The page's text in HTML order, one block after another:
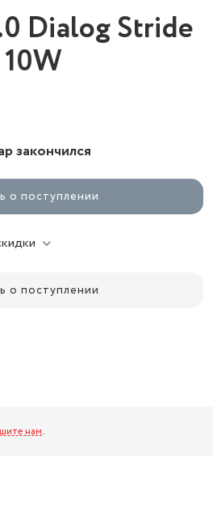
Dialog Stride
закончился
о поступлении
о поступлении
нам.